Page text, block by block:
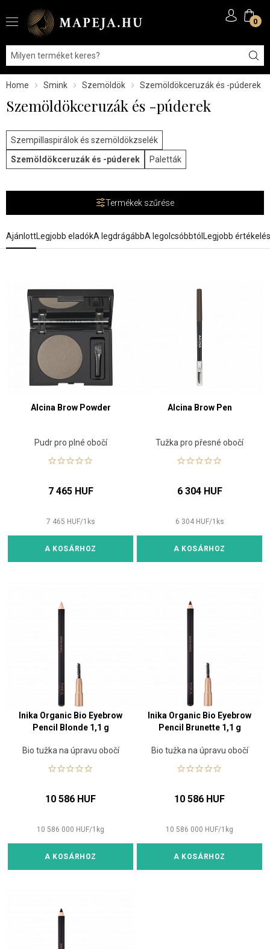
0
Home Smink Szemöldök Szemöldökceruzák és -púderek
Szemöldökceruzák és -púderek
Szempillaspirálok és szemöldökzselék
Szemöldökceruzák és -púderek
Paletták
Termékek szűrése
AjánlottLegjobb eladókA legdrágábbA legolcsóbbtól Legjobb értékelés
Alcina Brow Powder
Pudr pro plné obočí
7 465 HUF
7 465 HUF/1 ks
A KOSÁRHOZ
Alcina Brow Pen
Tužka pro přesné obočí
6 304 HUF
6 304 HUF/1 ks
A KOSÁRHOZ
Inika Organic Bio Eyebrow
Pencil Blonde 1,1 g
Bio tužka na úpravu obočí
10 586 HUF
10 586 000 HUF/1 kg
A KOSÁRHOZ
Inika Organic Bio Eyebrow
Pencil Brunette 1,1 g
Bio tužka na úpravu obočí
10 586 HUF
10 586 000 HUF/1 kg
A KOSÁRHOZ